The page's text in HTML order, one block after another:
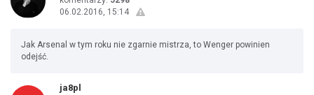
06.02.2016, 15:14
Jak Arsenal w tym roku nie zgarnie mistrza, to Wenger powinien
odejść.
ja8pl